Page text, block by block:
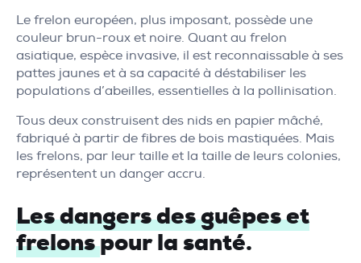
Le frelon européen, plus imposant, possède une
couleur brun-roux et noire. Quant au frelon
asiatique, espèce invasive, il est reconnaissable à ses
pattes jaunes et à sa capacité à déstabiliser les
populations d’abeilles, essentielles à la pollinisation.
Tous deux construisent des nids en papier mâché,
fabriqué à partir de fibres de bois mastiquées. Mais
les frelons, par leur taille et la taille de leurs colonies,
représentent un danger accru.
Les dangers des guêpes et
frelonspour la santé.